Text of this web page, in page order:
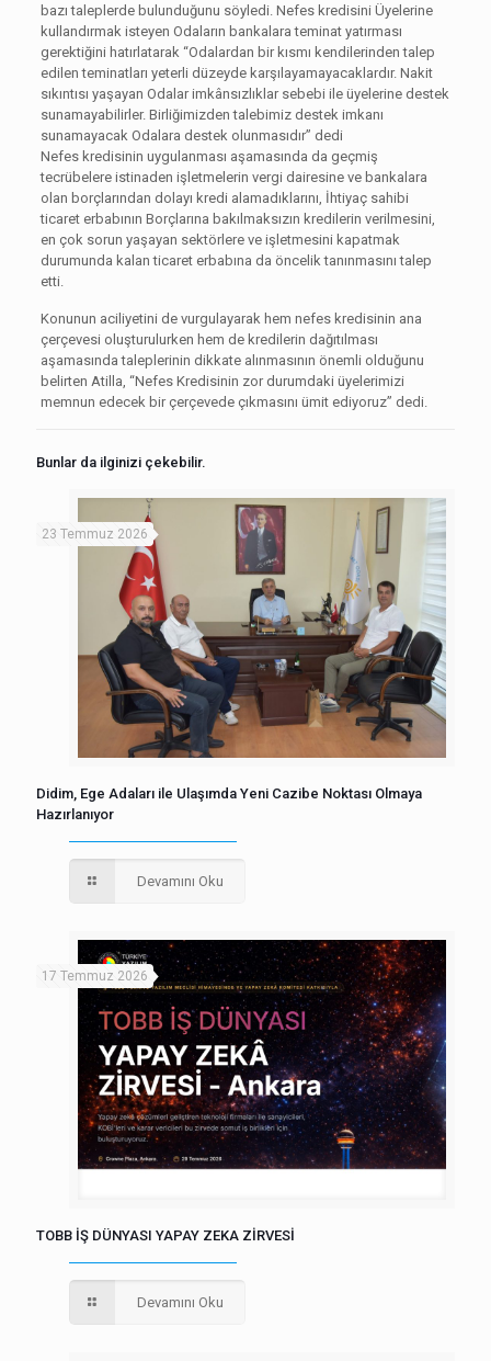
bazı taleplerde bulunduğunu söyledi. Nefes kredisini Üyelerine
kullandırmak isteyen Odaların bankalara teminat yatırması
gerektiğini hatırlatarak “Odalardan bir kısmı kendilerinden talep
edilen teminatları yeterli düzeyde karşılayamayacaklardır. Nakit
sıkıntısı yaşayan Odalar imkânsızlıklar sebebi ile üyelerine destek
sunamayabilirler. Birliğimizden talebimiz destek imkanı
sunamayacak Odalara destek olunmasıdır” dedi
Nefes kredisinin uygulanması aşamasında da geçmiş
tecrübelere istinaden işletmelerin vergi dairesine ve bankalara
olan borçlarından dolayı kredi alamadıklarını, İhtiyaç sahibi
ticaret erbabının Borçlarına bakılmaksızın kredilerin verilmesini,
en çok sorun yaşayan sektörlere ve işletmesini kapatmak
durumunda kalan ticaret erbabına da öncelik tanınmasını talep
etti.
Konunun aciliyetini de vurgulayarak hem nefes kredisinin ana
çerçevesi oluşturulurken hem de kredilerin dağıtılması
aşamasında taleplerinin dikkate alınmasının önemli olduğunu
belirten Atilla, “Nefes Kredisinin zor durumdaki üyelerimizi
memnun edecek bir çerçevede çıkmasını ümit ediyoruz” dedi.
Bunlar da ilginizi çekebilir.
23 Temmuz 2026
Didim, Ege Adaları ile Ulaşımda Yeni Cazibe Noktası Olmaya
Hazırlanıyor
Devamını Oku
17 Temmuz 2026
TOBB İŞ DÜNYASI YAPAY ZEKA ZİRVESİ
Devamını Oku